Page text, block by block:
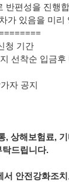
반편성을 진행
가 있음을 미리
청 기간
선착순 입금후
가자 공지
, 상해보험료,
드립니다.
서 안전강화조